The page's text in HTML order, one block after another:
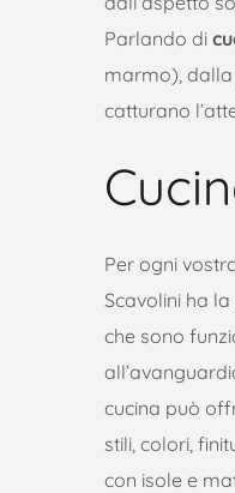
Parlando di
marmo), dalla
catturano
Per ogni
Scavolini ha
che sono
cucina può
stili, colori,
con isole e